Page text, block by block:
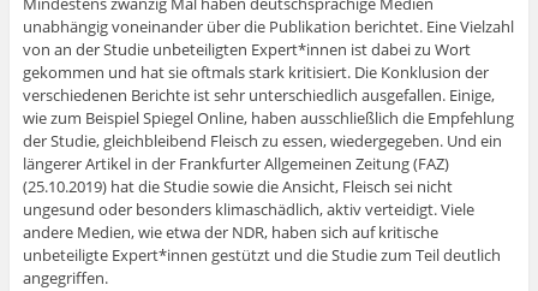
unabhängig voneinander über die Publikation berichtet. Eine Vielzahl
von an der Studie unbeteiligten Expert*innen ist dabei zu Wort
gekommen und hat sie oftmals stark kritisiert. Die Konklusion der
verschiedenen Berichte ist sehr unterschiedlich ausgefallen. Einige,
wie zum Beispiel Spiegel Online, haben ausschließlich die Empfehlung
der Studie, gleichbleibend Fleisch zu essen, wiedergegeben. Und ein
längerer Artikel in der Frankfurter Allgemeinen Zeitung (FAZ)
(25.10.2019) hat die Studie sowie die Ansicht, Fleisch sei nicht
ungesund oder besonders klimaschädlich, aktiv verteidigt. Viele
andere Medien, wie etwa der NDR, haben sich auf kritische
unbeteiligte Expert*innen gestützt und die Studie zum Teil deutlich
angegriffen.